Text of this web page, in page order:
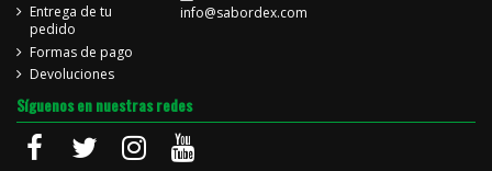
Entrega de tu
pedido
Formas de pago
Devoluciones
info@sabordex.com
Síguenos en nuestras redes